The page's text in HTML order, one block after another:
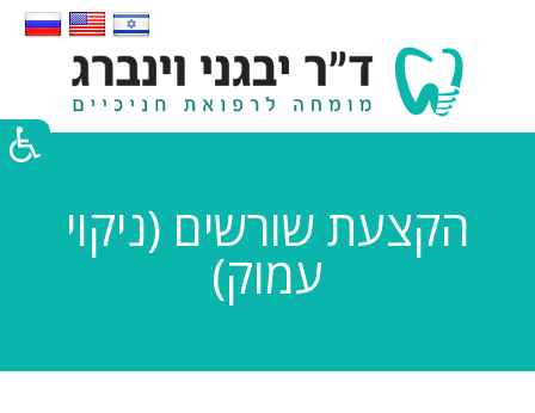
הקצעת שורשים (ניקוי
עמוק)